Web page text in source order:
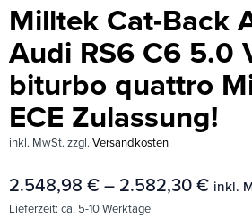
Milltek Cat-Back
Audi RS6 C6 5.0
biturbo quattro
ECE Zulassung!
inkl. MwSt. zzgl. Versandkosten
2.548,98 € – 2.582,30 € inkl.
Lieferzeit: ca. 5-10 Werktage